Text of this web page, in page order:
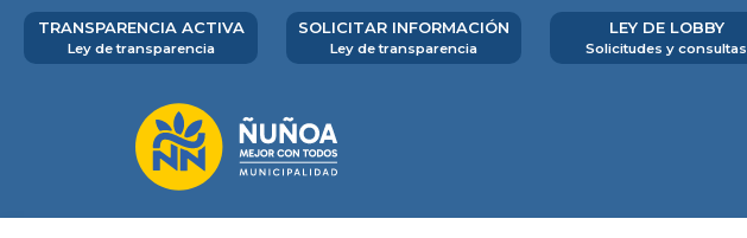
TRANSPARENCIA ACTIVA
Ley de transparencia
SOLICITAR INFORMACIÓN
Ley de transparencia
LEY DE LOBBY
Solicitudes y consultas